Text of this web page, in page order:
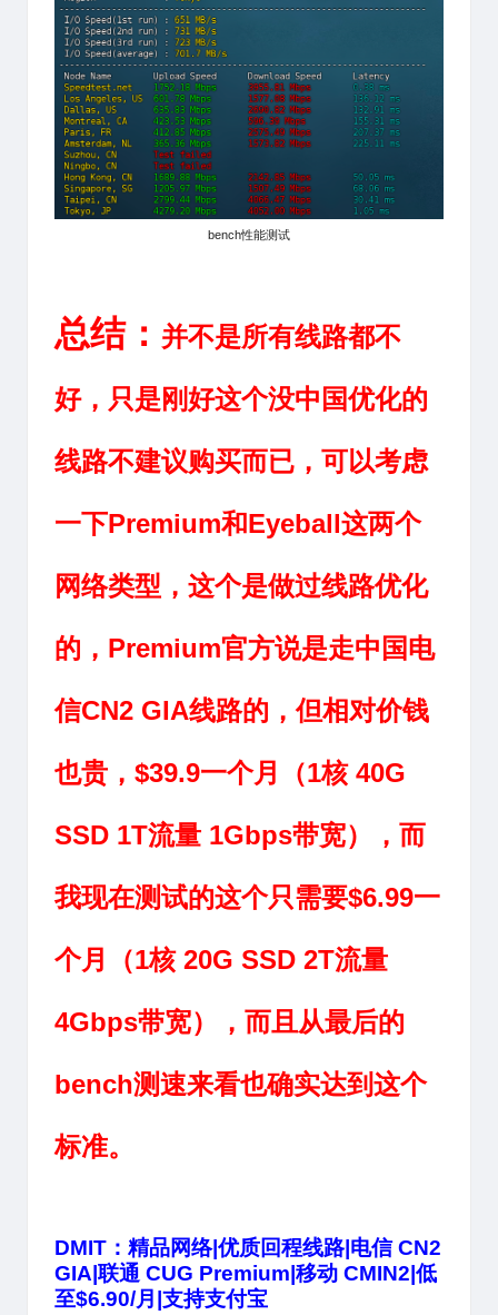
bench性能测试
总结： 并不是所有线路都不
好，只是刚好这个没中国优化的
线路不建议购买而已，可以考虑
一下Premium和Eyeball这两个
网络类型，这个是做过线路优化
的，Premium官方说是走中国电
信CN2 GIA线路的，但相对价钱
也贵， $39.9一个月（1核 40G
SSD 1T流量 1Gbps带宽），而
我现在测试的这个只需要$6.99一
个月（1核 20G SSD 2T流量
4Gbps带宽），而且从最后的
bench测速来看也确实达到这个
标准。
DMIT：精品网络|优质回程线路|电信 CN2
GIA|联通 CUG Premium|移动 CMIN2|低
至$6.90/月|支持支付宝